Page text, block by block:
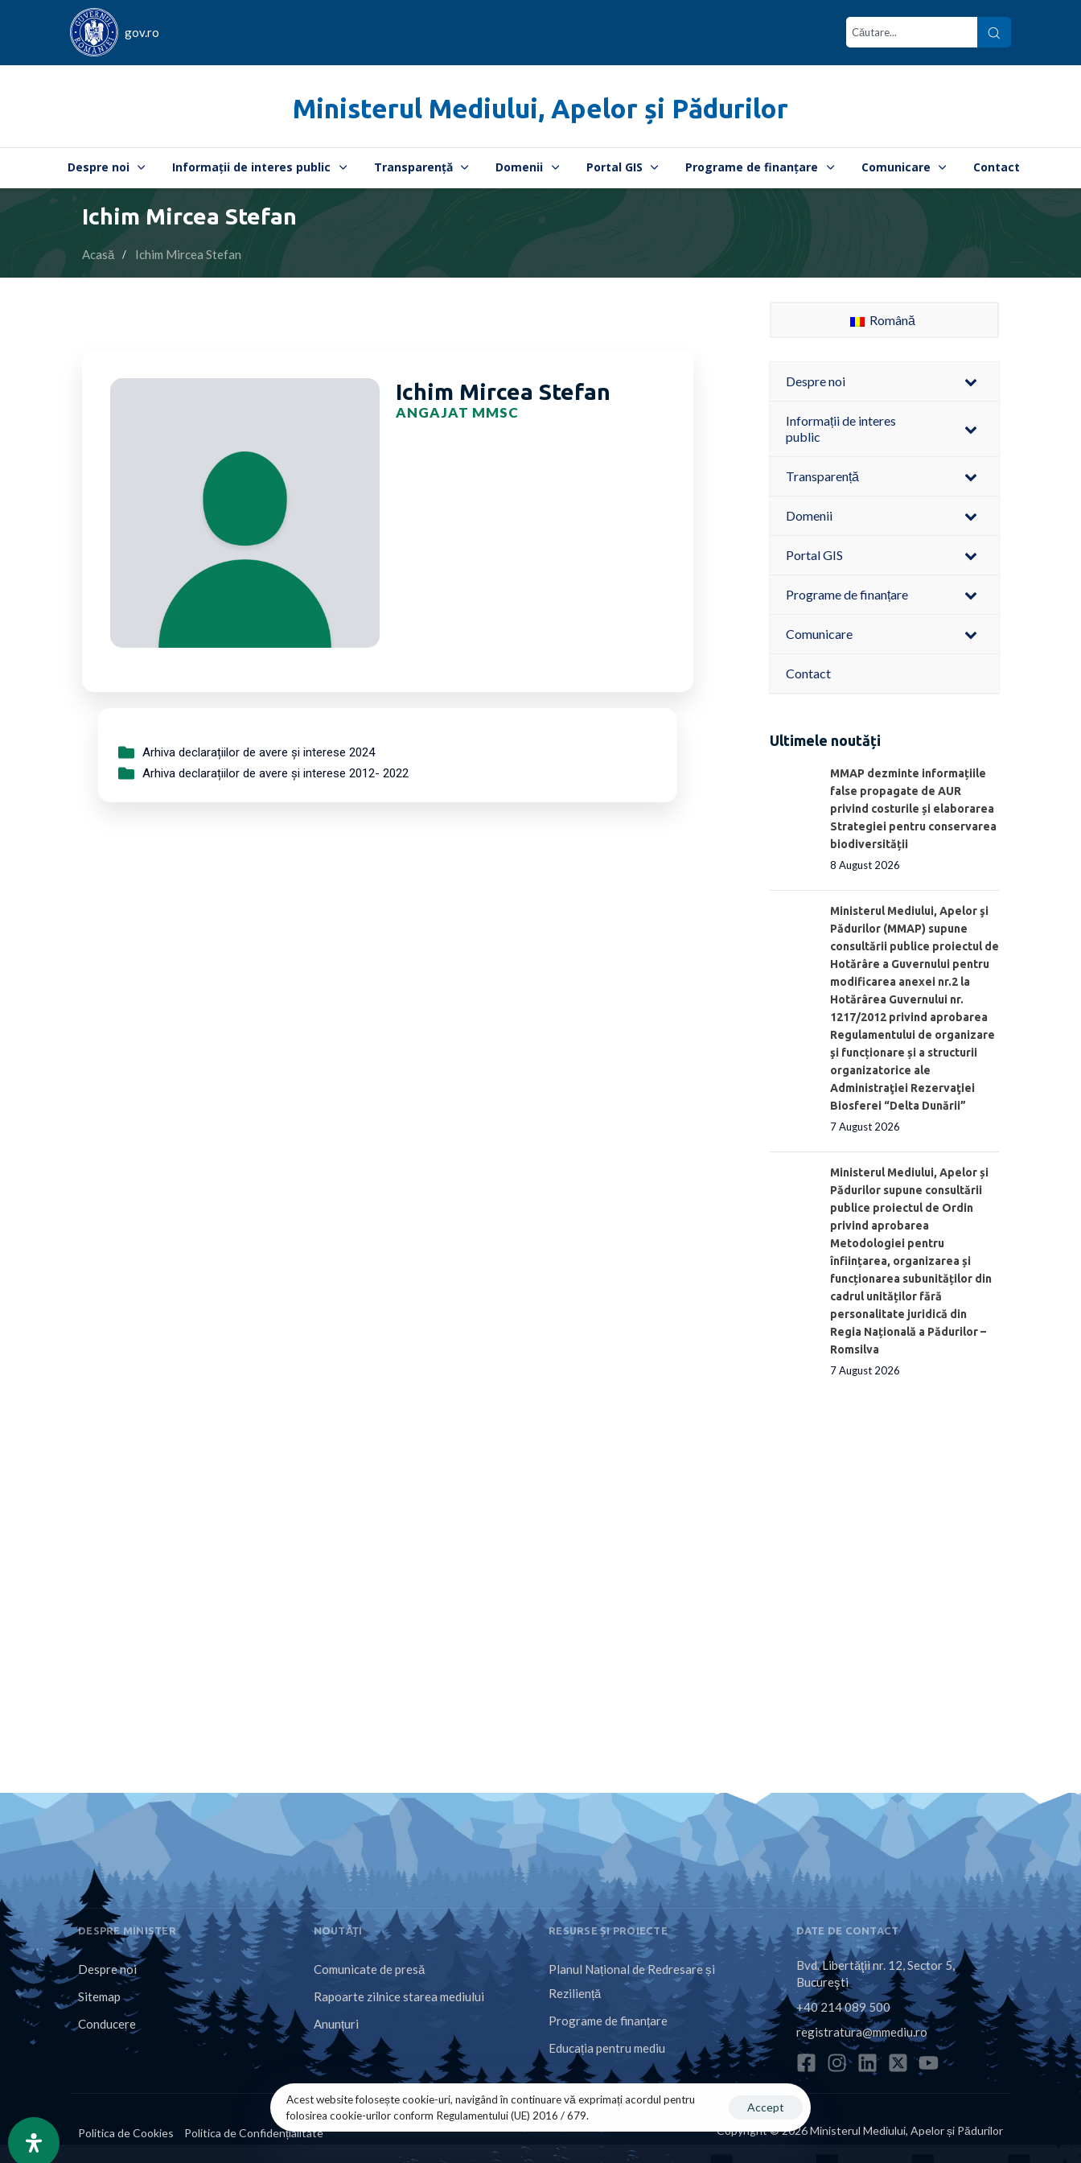
gov.ro
Ministerul Mediului, Apelor și Pădurilor
Despre noi Informații de interes public Transparență Domenii Portal GIS Programe de finanțare Comunicare Contact
Ichim Mircea Stefan
Acasă Ichim Mircea Stefan
Ichim Mircea Stefan
ANGAJAT MMSC
Arhiva declarațiilor de avere și interese 2024
Arhiva declarațiilor de avere și interese 2012- 2022
Română
Despre noi
Informații de interes
public
Transparență
Domenii
Portal GIS
Programe de finanțare
Comunicare
Contact
Ultimele noutăți
MMAP dezminte informațiile
false propagate de AUR
privind costurile și elaborarea
Strategiei pentru conservarea
biodiversității
8 August 2026
Ministerul Mediului, Apelor şi
Pădurilor (MMAP) supune
consultării publice proiectul de
Hotărâre a Guvernului pentru
modificarea anexei nr.2 la
Hotărârea Guvernului nr.
1217/2012 privind aprobarea
Regulamentului de organizare
şi funcționare și a structurii
organizatorice ale
Administraţiei Rezervaţiei
Biosferei “Delta Dunării”
7 August 2026
Ministerul Mediului, Apelor și
Pădurilor supune consultării
publice proiectul de Ordin
privind aprobarea
Metodologiei pentru
înființarea, organizarea și
funcționarea subunităților din
cadrul unităților fără
personalitate juridică din
Regia Națională a Pădurilor –
Romsilva
7 August 2026
DESPRE MINISTER
Despre noi
Sitemap
Conducere
NOUTĂȚI
Comunicate de presă
Rapoarte zilnice starea mediului
Anunțuri
RESURSE ȘI PROIECTE
Planul Național de Redresare și
Reziliență
Programe de finanțare
Educația pentru mediu
DATE DE CONTACT
Bvd. Libertăţii nr. 12, Sector 5,
Bucureşti
+40 214 089 500
registratura@mmediu.ro
Politica de Cookies Politica de Confidențialitate Copyright © 2026 Ministerul Mediului, Apelor și Pădurilor
Acest website folosește cookie-uri, navigând în continuare vă exprimați acordul pentru
folosirea cookie-urilor conform Regulamentului (UE) 2016 / 679.
Accept